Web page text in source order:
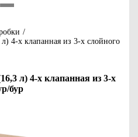
/
4-х клапанная из 3-х слойного
л) 4-х клапанная из 3-х
бур